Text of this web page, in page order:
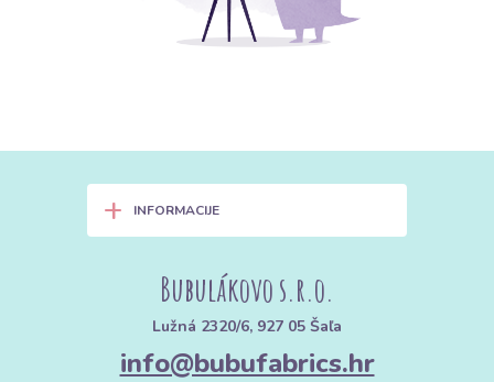
+ INFORMACIJE
Bubulákovo s.r.o.
Lužná 2320/6, 927 05 Šaľa
info@bubufabrics.hr